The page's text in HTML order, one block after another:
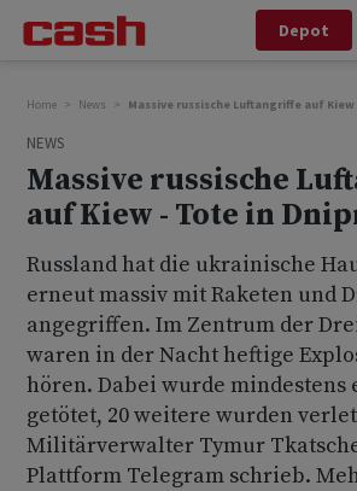
Depot
Home News Massive russische Luftangriffe auf
NEWS
Massive russische
auf Kiew - Tote in
Russland hat die ukrainische
erneut massiv mit Raketen und
angegriffen. Im Zentrum der
waren in der Nacht heftige
hören. Dabei wurde mindestens
getötet, 20 weitere wurden
Militärverwalter Tymur
Plattform Telegram schrieb.